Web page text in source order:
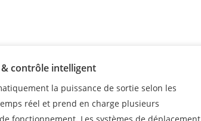
contrôle intelligent
la puissance de sortie selon les
réel et prend en charge plusieurs